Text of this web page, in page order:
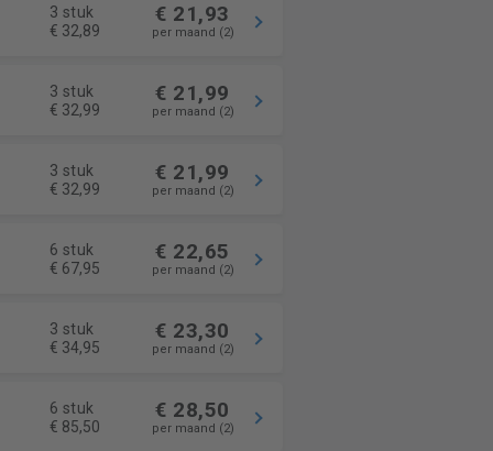
3 stuk
€ 32,89
€ 21,93
per maand (2)
3 stuk
€ 32,99
€ 21,99
per maand (2)
3 stuk
€ 32,99
€ 21,99
per maand (2)
6 stuk
€ 67,95
€ 22,65
per maand (2)
3 stuk
€ 34,95
€ 23,30
per maand (2)
6 stuk
€ 85,50
€ 28,50
per maand (2)